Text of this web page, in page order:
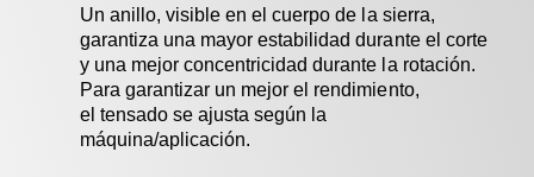
Un anillo, visible en el cuerpo de la sierra,
garantiza una mayor estabilidad durante el corte
y una mejor concentricidad durante la rotación.
Para garantizar un mejor el rendimiento,
el tensado se ajusta según la
máquina/aplicación.